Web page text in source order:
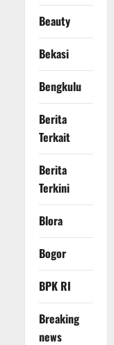
Beauty
Bekasi
Bengkulu
Berita
Terkait
Berita
Terkini
Blora
Bogor
BPK RI
Breaking
news